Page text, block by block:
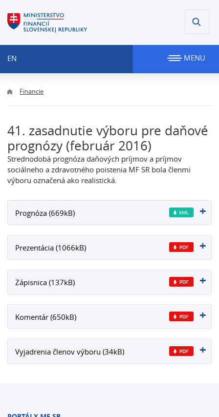
EN MENU
Financie
41. zasadnutie výboru pre daňové
prognózy (február 2016)
Strednodobá prognóza daňových príjmov a príjmov
sociálneho a zdravotného poistenia MF SR bola členmi
výboru označená ako realistická.
Prognóza (669kB)
Prezentácia (1066kB)
Zápisnica (137kB)
Komentár (650kB)
Vyjadrenia členov výboru (34kB)